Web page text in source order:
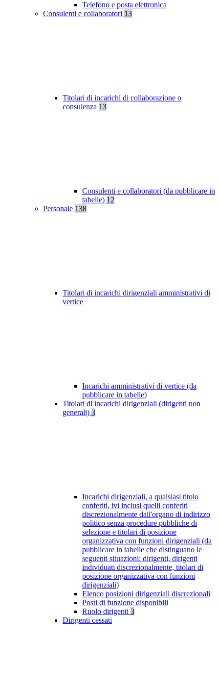
Telefono e posta elettronica
Consulenti e collaboratori 13
Titolari di incarichi di collaborazione o
consulenza 13
Consulenti e collaboratori (da pubblicare in
tabelle) 12
Personale 138
Titolari di incarichi dirigenziali amministrativi di
vertice
Incarichi amministrativi di vertice (da
pubblicare in tabelle)
Titolari di incarichi dirigenziali (dirigenti non
generali) 3
Incarichi dirigenziali, a qualsiasi titolo
conferiti, ivi inclusi quelli conferiti
discrezionalmente dall'organo di indirizzo
politico senza procedure pubbliche di
selezione e titolari di posizione
organizzativa con funzioni dirigenziali (da
pubblicare in tabelle che distinguano le
seguenti situazioni: dirigenti, dirigenti
individuati discrezionalmente, titolari di
posizione organizzativa con funzioni
dirigenziali)
Elenco posizioni dirigenziali discrezionali
Posti di funzione disponibili
Ruolo dirigenti 3
Dirigenti cessati